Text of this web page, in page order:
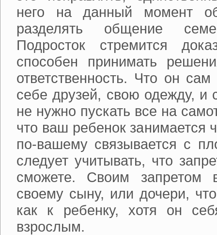
него на данный момент
разделять общение
Подросток стремится
способен принимать
ответственность. Что он
себе друзей, свою одежду, и
не нужно пускать все на
что ваш ребенок занимается
по-вашему связывается с
следует учитывать, что
сможете. Своим запретом
своему сыну, или дочери,
как к ребенку, хотя он
взрослым.